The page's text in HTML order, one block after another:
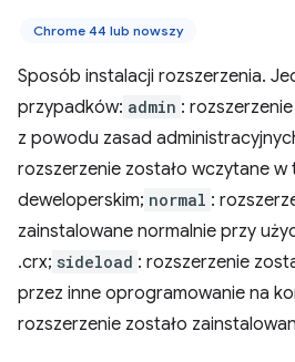
Chrome 44 lub nowszy
Sposób instalacji rozszerzenia.
przypadków: admin :
z powodu zasad
rozszerzenie zostało wczytane w
deweloperskim; normal :
zainstalowane normalnie przy
.crx; sideload : rozszerzenie
przez inne oprogramowanie na
rozszerzenie zostało